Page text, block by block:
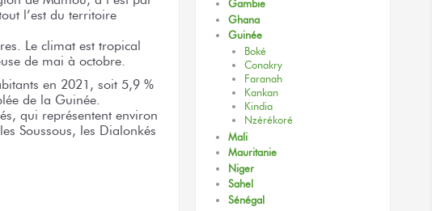
l’est du territoire
Le climat est tropical
de mai à octobre.
en 2021, soit 5,9 %
de la Guinée.
qui représentent environ
Soussous, les Dialonkés
Gambie
Ghana
Guinée
Boké
Conakry
Faranah
Kankan
Kindia
Nzérékoré
Mali
Mauritanie
Niger
Sahel
Sénégal